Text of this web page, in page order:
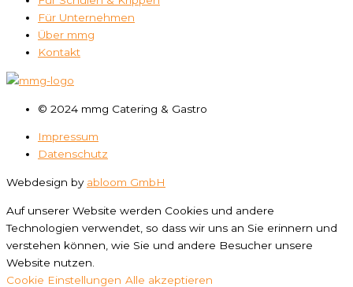
Für Unternehmen
Über mmg
Kontakt
© 2024 mmg Catering & Gastro
Impressum
Datenschutz
Webdesign by abloom GmbH
Auf unserer Website werden Cookies und andere
Technologien verwendet, so dass wir uns an Sie erinnern und
verstehen können, wie Sie und andere Besucher unsere
Website nutzen.
Cookie Einstellungen Alle akzeptieren